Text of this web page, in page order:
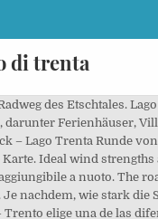
di trenta
seiner bezeichnender Atmosphäre besuchen. Our editorial staff is always committed to ensuring the highest quality and accuracy of the information we publish. Er ist nur einen Kilometer von den beiden schönen Lamar-Seen entfernt, ideal für ein erfrischendes und belebendes Bad. Der Lago di Molveno 38018 Molveno (Trentino-Südtirol) Eingerahmt in die steilen Hänge der Dolomiten glitzert das Seewasser des Molvenosees je nach Jahreszeit und Lichteinfall mal türkis-schimmernd, mal tiefblau und gelegentlich sogar leicht grünlich in der Sonne. Lago di Ledro (Trentino) Für bis zu 5 Personen geeignet 4 Schlafzimmer Wohnfläche: 112qm Grundstücksgröße: 500qm direkt am See. Plan dein Abenteuer zum Ausflugsziel Lago di Caldonazzo. Routenplan Lago di Garda - Trento Berechnen Sie Ihre Route von Lago di Garda nach Trento schnell und einfach mit ViaMichelin. Lago di Molveno Der Lago di Molveno ist ein See im Trentino, Italien auf der Ostseite der Brenta. Bild von adamello, lago, trento - 57980100 please enable javascript in order to see this section, Home Places & Regions Lago di Garda and Ledro, Val di Fiemme is one of the main valleys…, The Val di Non valley is known above all for…, © 2006 - 2021 Peer S.r.l. Imagen de Locanda Itinerande, Trento: Lago di Stenico. Lago di Terlago es un lago en Provincia autónoma de Trento y tiene una altitud de 415 metros. April 2006. Idylle pur: leuchtend grüner See und mittelalterliche Dörfer Im Hinterland von Riva taucht